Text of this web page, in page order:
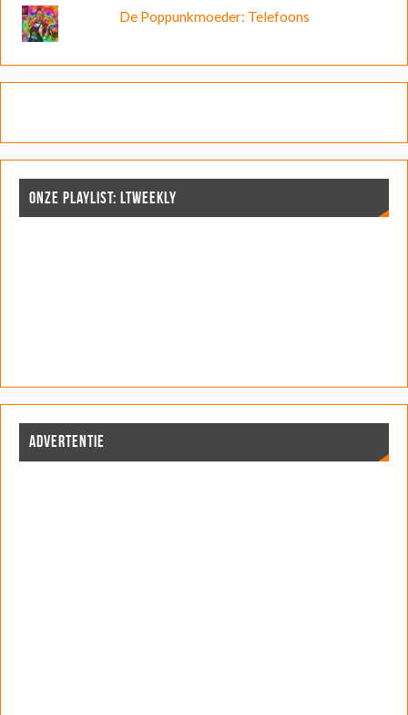
De Poppunkmoeder: Telefoons
ONZE PLAYLIST: LTWEEKLY
ADVERTENTIE